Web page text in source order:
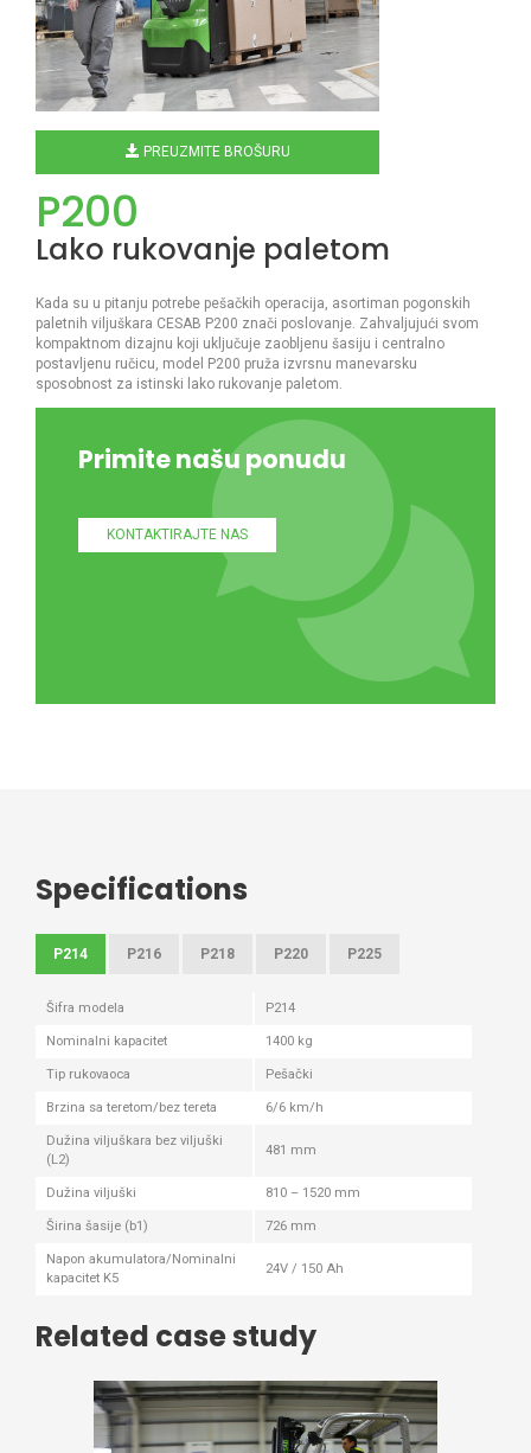
PREUZMITE BROŠURU
P200
Lako rukovanje paletom
Kada su u pitanju potrebe pešačkih operacija, asortiman pogonskih
paletnih viljuškara CESAB P200 znači poslovanje. Zahvaljujući svom
kompaktnom dizajnu koji uključuje zaobljenu šasiju i centralno
postavljenu ručicu, model P200 pruža izvrsnu manevarsku
sposobnost za istinski lako rukovanje paletom.
Primite našu ponudu
KONTAKTIRAJTE NAS
Specifications
P214 P216 P218 P220 P225
Šifra modela P214
Nominalni kapacitet 1400 kg
Tip rukovaoca Pešački
Brzina sa teretom/bez tereta 6/6 km/h
Dužina viljuškara bez viljuški
(L2)
481 mm
Dužina viljuški 810 – 1520 mm
Širina šasije (b1) 726 mm
Napon akumulatora/Nominalni
kapacitet K5
24V / 150 Ah
Related case study